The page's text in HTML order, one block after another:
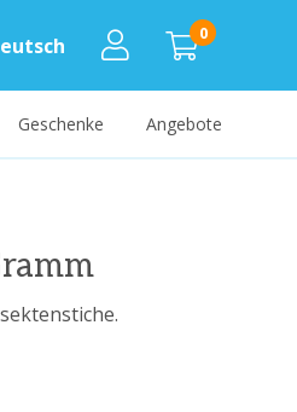
0
Geschenke Angebote